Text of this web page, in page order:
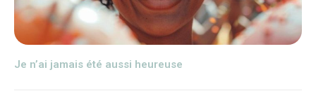
Je n’ai jamais été aussi heureuse